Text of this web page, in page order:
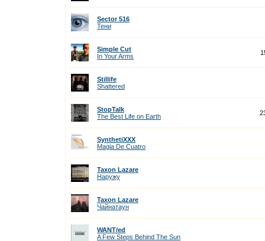
Sector 516
Тени
Simple Cut
In Your Arms
Stillife
Shattered
StopTalk
The Best Life on Earth
SynthetiXXX
Magia De Cuatro
Taxon Lazare
Наружу
Taxon Lazare
Чайнатаун
WANT/ed
A Few Steps Behind The Sun